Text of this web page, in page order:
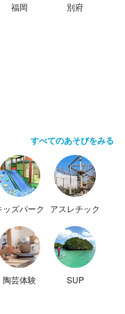
福岡 別府
すべてのあそびをみる
ッズパーク アスレチック
陶芸体験 SUP